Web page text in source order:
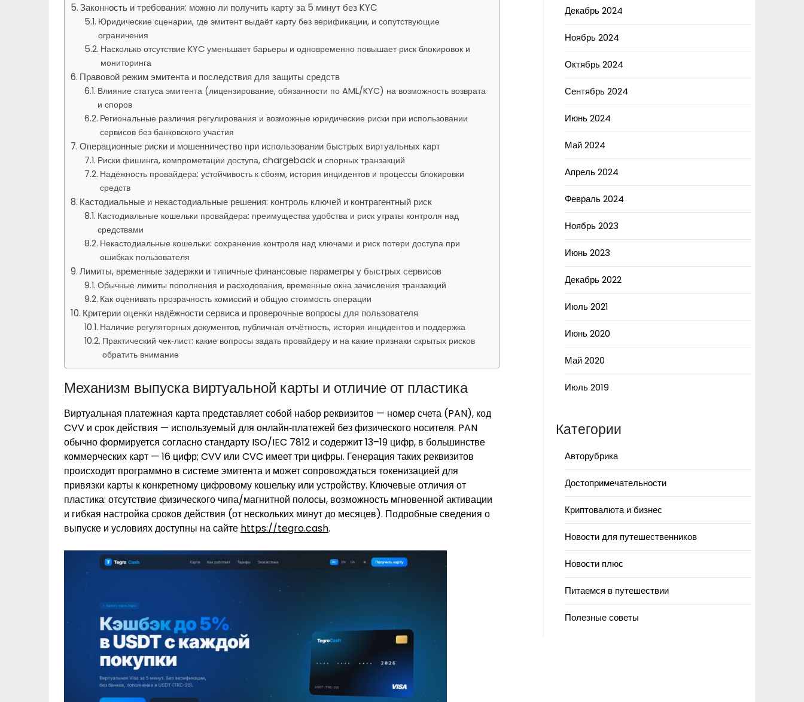
Законность и требования: можно ли получить карту за 5 минут без KYC
Юридические сценарии, где эмитент выдаёт карту без верификации, и сопутствующие
ограничения
Насколько отсутствие KYC уменьшает барьеры и одновременно повышает риск блокировок и
мониторинга
Правовой режим эмитента и последствия для защиты средств
Влияние статуса эмитента (лицензирование, обязанности по AML/KYC) на возможность возврата
и споров
Региональные различия регулирования и возможные юридические риски при использовании
сервисов без банковского участия
Операционные риски и мошенничество при использовании быстрых виртуальных карт
Риски фишинга, компрометации доступа, chargeback и спорных транзакций
Надёжность провайдера: устойчивость к сбоям, история инцидентов и процессы блокировки
средств
Кастодиальные и некастодиальные решения: контроль ключей и контрагентный риск
Кастодиальные кошельки провайдера: преимущества удобства и риск утраты контроля над
средствами
Некастодиальные кошельки: сохранение контроля над ключами и риск потери доступа при
ошибках пользователя
Лимиты, временные задержки и типичные финансовые параметры у быстрых сервисов
Обычные лимиты пополнения и расходования, временные окна зачисления транзакций
Как оценивать прозрачность комиссий и общую стоимость операции
Критерии оценки надёжности сервиса и проверочные вопросы для пользователя
Наличие регуляторных документов, публичная отчётность, история инцидентов и поддержка
Практический чек‑лист: какие вопросы задать провайдеру и на какие признаки скрытых рисков
обратить внимание
Механизм выпуска виртуальной карты и отличие от пластика
Виртуальная платежная карта представляет собой набор реквизитов — номер счета (PAN), код
CVV и срок действия — используемый для онлайн‑платежей без физического носителя. PAN
обычно формируется согласно стандарту ISO/IEC 7812 и содержит 13–19 цифр, в большинстве
коммерческих карт — 16 цифр; CVV или CVC имеет три цифры. Генерация таких реквизитов
происходит программно в системе эмитента и может сопровождаться токенизацией для
привязки карты к конкретному цифровому кошельку или устройству. Ключевые отличия от
пластика: отсутствие физического чипа/магнитной полосы, возможность мгновенной активации
и гибкая настройка сроков действия (от нескольких минут до месяцев). Подробные сведения о
выпуске и условиях доступны на сайте https://tegro.cash.
Декабрь 2024
Ноябрь 2024
Октябрь 2024
Сентябрь 2024
Июнь 2024
Май 2024
Апрель 2024
Февраль 2024
Ноябрь 2023
Июнь 2023
Декабрь 2022
Июль 2021
Июнь 2020
Май 2020
Июль 2019
Категории
Авторубрика
Достопримечательности
Криптовалюта и бизнес
Новости для путешественников
Новости плюс
Питаемся в путешествии
Полезные советы